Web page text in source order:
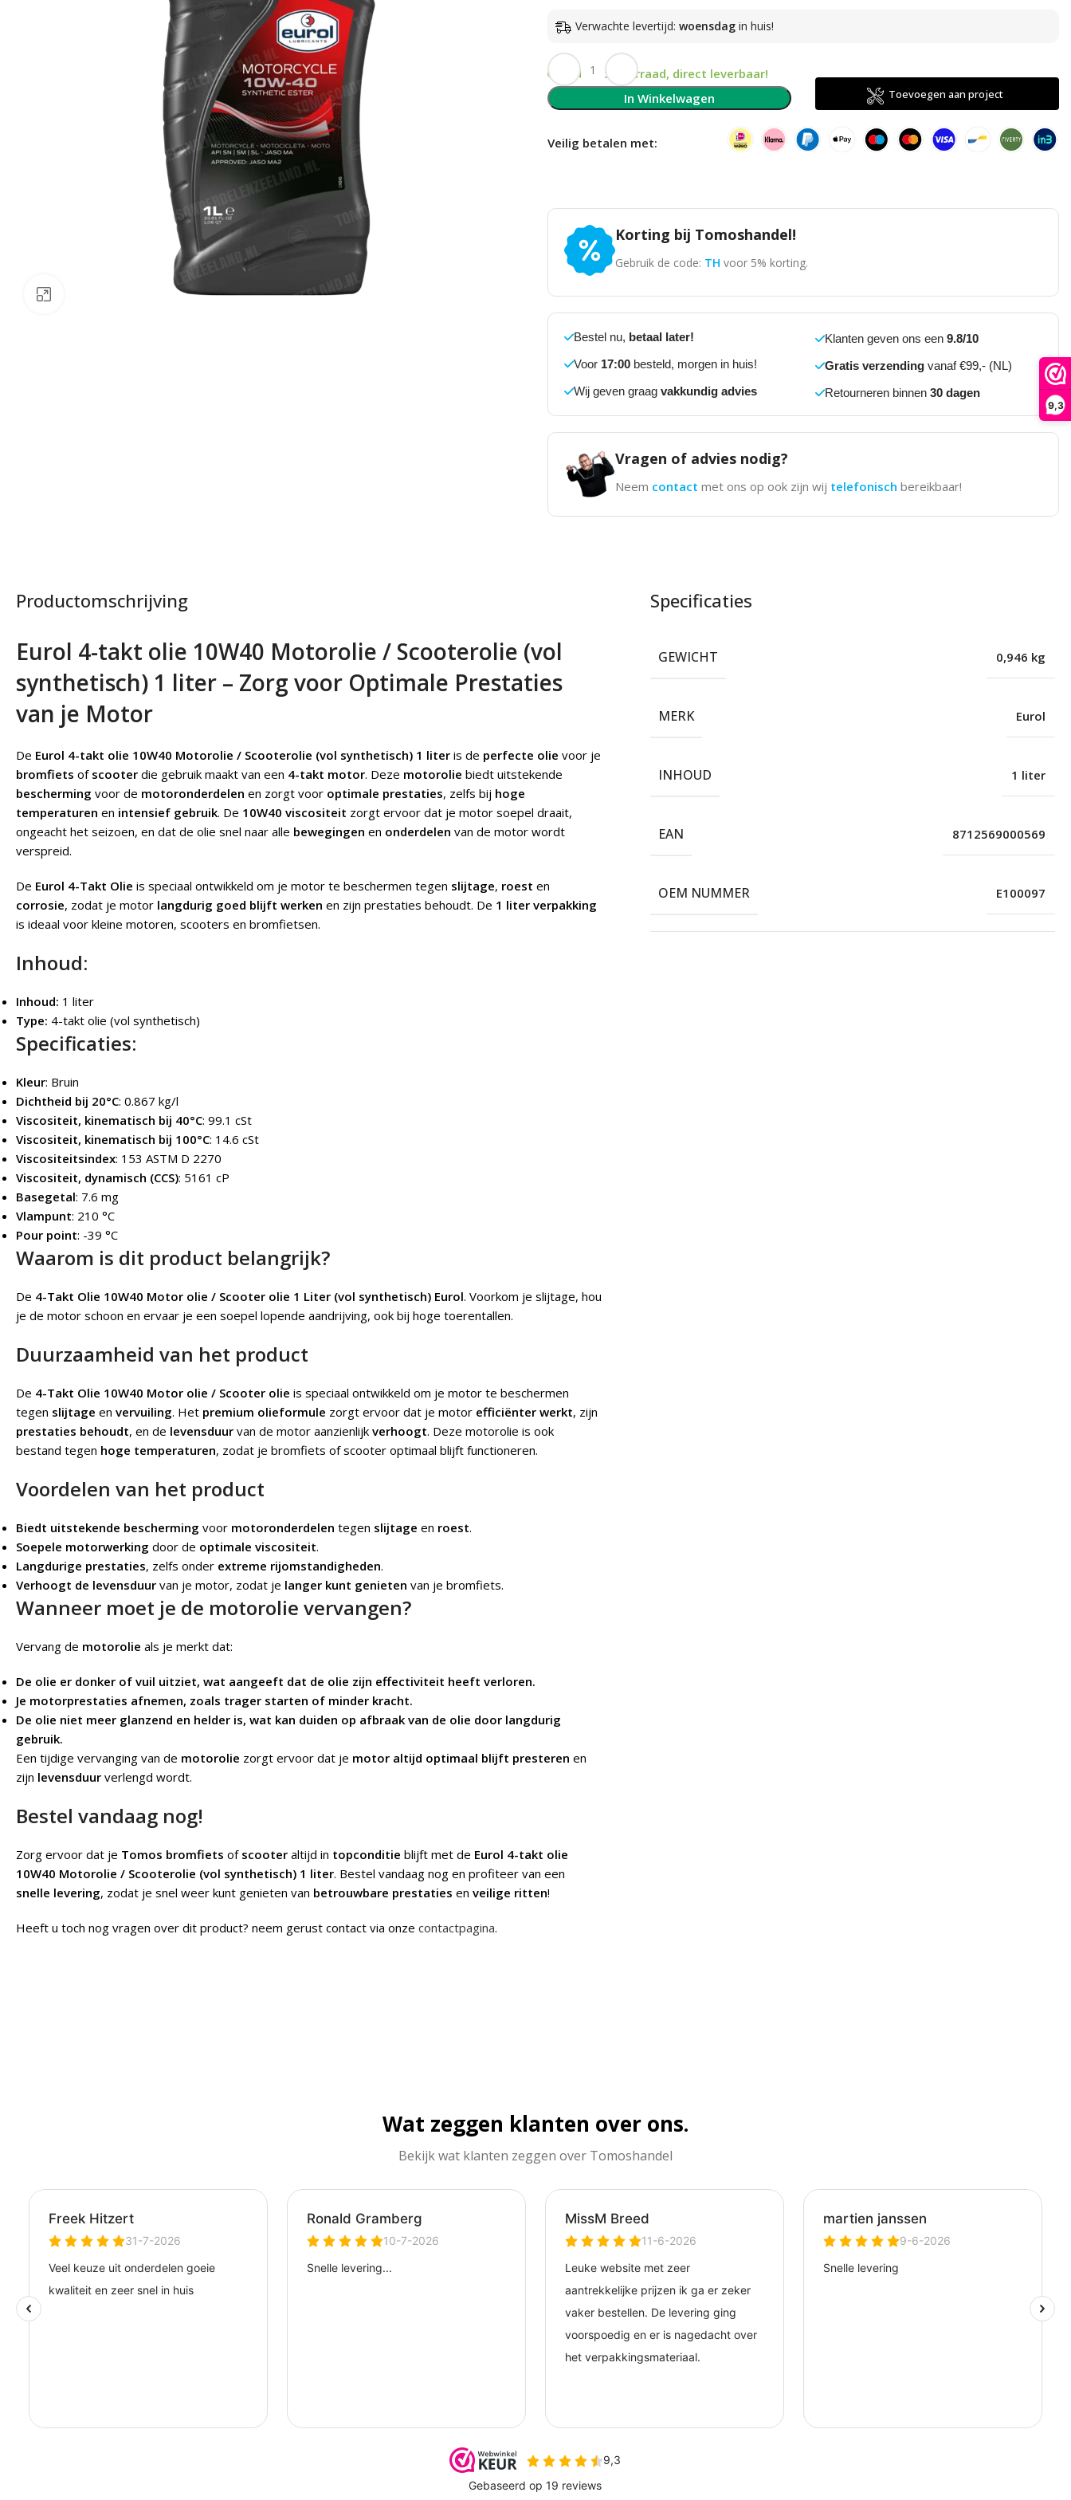
9,3
Klik om te vergroten
Verwachte levertijd: woensdagin huis!
Op voorraad, direct leverbaar!
In Winkelwagen
Toevoegen aan project
Veilig betalen met:
Korting bij Tomoshandel!
Gebruik de code: TH voor 5% korting.
Bestel nu, betaal later!
Voor 17:00besteld, morgen in huis!
Wij geven graag vakkundig advies
Klanten geven ons een 9.8/10
Gratis verzendingvanaf €99,- (NL)
Retourneren binnen 30 dagen
Vragen of advies nodig?
Neem contact met ons op ook zijn wij telefonisch bereikbaar!
Productomschrijving
Eurol 4-takt olie 10W40 Motorolie / Scooterolie (vol
synthetisch) 1 liter – Zorg voor Optimale Prestaties
van je Motor
De Eurol 4-takt olie 10W40 Motorolie / Scooterolie (vol synthetisch) 1 liter is de perfecte olie voor je
bromfiets of scooter die gebruik maakt van een 4-takt motor. Deze motorolie biedt uitstekende
bescherming voor de motoronderdelen en zorgt voor optimale prestaties, zelfs bij hoge
temperaturen en intensief gebruik. De 10W40 viscositeit zorgt ervoor dat je motor soepel draait,
ongeacht het seizoen, en dat de olie snel naar alle bewegingen en onderdelen van de motor wordt
verspreid.
De Eurol 4-Takt Olie is speciaal ontwikkeld om je motor te beschermen tegen slijtage, roest en
corrosie, zodat je motor langdurig goed blijft werken en zijn prestaties behoudt. De 1 liter verpakking
is ideaal voor kleine motoren, scooters en bromfietsen.
Inhoud:
Inhoud: 1 liter
Type: 4-takt olie (vol synthetisch)
Specificaties:
Kleur: Bruin
Dichtheid bij 20°C: 0.867 kg/l
Viscositeit, kinematisch bij 40°C: 99.1 cSt
Viscositeit, kinematisch bij 100°C: 14.6 cSt
Viscositeitsindex: 153 ASTM D 2270
Viscositeit, dynamisch (CCS): 5161 cP
Basegetal: 7.6 mg
Vlampunt: 210 °C
Pour point: -39 °C
Waarom is dit product belangrijk?
De 4-Takt Olie 10W40 Motor olie / Scooter olie 1 Liter (vol synthetisch) Eurol. Voorkom je slijtage, hou
je de motor schoon en ervaar je een soepel lopende aandrijving, ook bij hoge toerentallen.
Duurzaamheid van het product
De 4-Takt Olie 10W40 Motor olie / Scooter olie is speciaal ontwikkeld om je motor te beschermen
tegen slijtage en vervuiling. Het premium olieformule zorgt ervoor dat je motor efficiënter werkt, zijn
prestaties behoudt, en de levensduur van de motor aanzienlijk verhoogt. Deze motorolie is ook
bestand tegen hoge temperaturen, zodat je bromfiets of scooter optimaal blijft functioneren.
Voordelen van het product
Biedt uitstekende bescherming voor motoronderdelen tegen slijtage en roest.
Soepele motorwerking door de optimale viscositeit.
Langdurige prestaties, zelfs onder extreme rijomstandigheden.
Verhoogt de levensduur van je motor, zodat je langer kunt genieten van je bromfiets.
Wanneer moet je de motorolie vervangen?
Vervang de motorolie als je merkt dat:
De olie er donker of vuil uitziet, wat aangeeft dat de olie zijn effectiviteit heeft verloren.
Je motorprestaties afnemen, zoals trager starten of minder kracht.
De olie niet meer glanzend en helder is, wat kan duiden op afbraak van de olie door langdurig
gebruik.
Een tijdige vervanging van de motorolie zorgt ervoor dat je motor altijd optimaal blijft presteren en
zijn levensduur verlengd wordt.
Bestel vandaag nog!
Zorg ervoor dat je Tomos bromfiets of scooter altijd in topconditie blijft met de Eurol 4-takt olie
10W40 Motorolie / Scooterolie (vol synthetisch) 1 liter. Bestel vandaag nog en profiteer van een
snelle levering, zodat je snel weer kunt genieten van betrouwbare prestaties en veilige ritten!
Heeft u toch nog vragen over dit product? neem gerust contact via onze contactpagina.
Specificaties
GEWICHT 0,946 kg
MERK Eurol
INHOUD 1 liter
EAN 8712569000569
OEM NUMMER E100097
Wat zeggen klanten over ons.
Bekijk wat klanten zeggen over Tomoshandel